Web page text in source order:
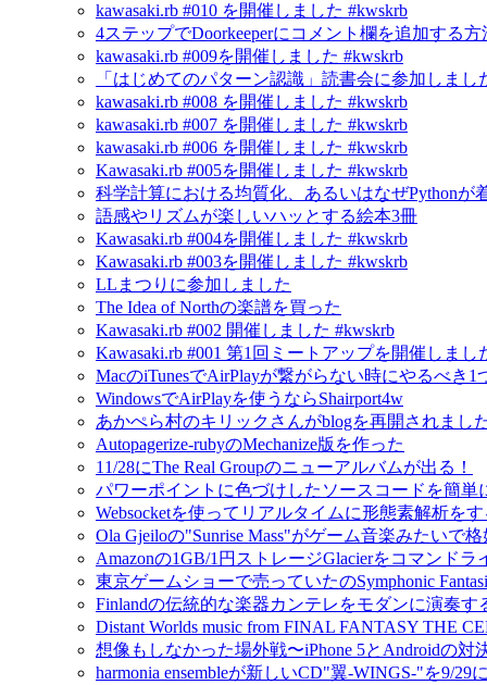
kawasaki.rb #010 を開催しました #kwskrb
4ステップでDoorkeeperにコメント欄を追加する方
kawasaki.rb #009を開催しました #kwskrb
「はじめてのパターン認識」読書会に参加しまし
kawasaki.rb #008 を開催しました #kwskrb
kawasaki.rb #007 を開催しました #kwskrb
kawasaki.rb #006 を開催しました #kwskrb
Kawasaki.rb #005を開催しました #kwskrb
科学計算における均質化、あるいはなぜPython
語感やリズムが楽しいハッとする絵本3冊
Kawasaki.rb #004を開催しました #kwskrb
Kawasaki.rb #003を開催しました #kwskrb
LLまつりに参加しました
The Idea of Northの楽譜を買った
Kawasaki.rb #002 開催しました #kwskrb
Kawasaki.rb #001 第1回ミートアップを開催しまし
MacのiTunesでAirPlayが繋がらない時にやるべき1
WindowsでAirPlayを使うならShairport4w
あかぺら村のキリックさんがblogを再開されまし
Autopagerize-rubyのMechanize版を作った
11/28にThe Real Groupのニューアルバムが出る！
パワーポイントに色づけしたソースコードを簡単
Websocketを使ってリアルタイムに形態素解析を
Ola Gjeiloの"Sunrise Mass"がゲーム音楽みたいで
Amazonの1GB/1円ストレージGlacierをコマンドラ
東京ゲームショーで売っていたのSymphonic
Finlandの伝統的な楽器カンテレをモダンに演奏す
Distant Worlds music from FINAL FANTASY THE
想像もしなかった場外戦〜iPhone 5とAndroidの対
harmonia ensembleが新しいCD"翼-WINGS-"を9/29